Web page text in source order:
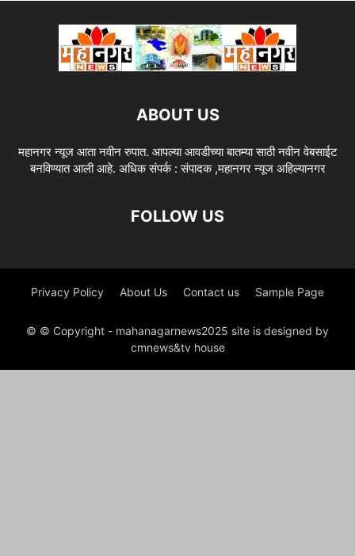
ABOUT US
महानगर न्यूज आता नवीन रुपात. आपल्या आवडीच्या बातम्या साठी नवीन वेबसाईट
बनविण्यात आली आहे. अधिक संपर्क : संपादक ,महानगर न्यूज अहिल्यानगर
FOLLOW US
Privacy Policy About Us Contact us Sample Page
© © Copyright - mahanagarnews2025 site is designed by
cmnews&tv house